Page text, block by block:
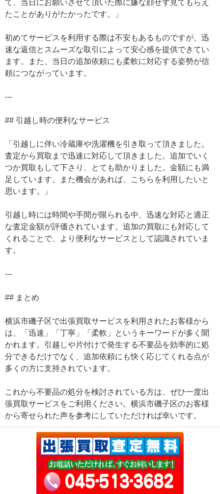
て、当日にお願いさせて頂いた際に嫌な顔せず見てもらえ
たことがありがたかったです。」
初めてサービスを利用する際は不安もあるものですが、迅
速な返信とスムーズな取引によって安心感を提供できてい
ます。また、当日の追加依頼にも柔軟に対応する姿勢が信
頼につながっています。
---
## 引越し時の便利なサービス
「引越しに伴い冷蔵庫や洗濯機を引き取って頂きました。
査定から買取まで迅速に対応して頂きました。追加でいく
つか買取もして下さり、とても助かりました。金額にも満
足しています。また機会があれば、こちらを利用したいと
思います。」
引越し時には時間や手間が限られる中、迅速な対応と適正
な査定金額が評価されています。追加の買取にも対応して
くれることで、より便利なサービスとして認識されていま
す。
---
## まとめ
横浜市磯子区で出張買取サービスを利用されたお客様から
は、「迅速」「丁寧」「柔軟」というキーワードが多く聞
かれます。引越しや片付けで発生する不要品を効率的に処
分できるだけでなく、追加依頼にも快く応じてくれる点が
多くの方に支持されています。
これから不要品の処分を検討されている方は、ぜひ一度出
張買取サービスをご利用ください。横浜市磯子区のお客様
から寄せられた声を参考にしていただければ幸いです。